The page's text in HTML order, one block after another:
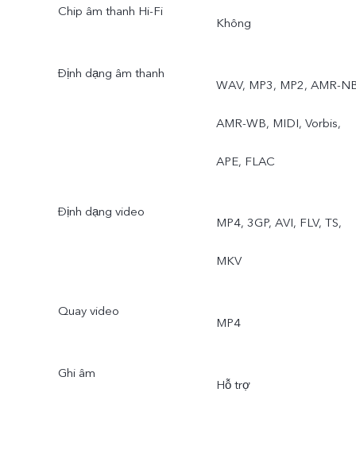
Nét Tự Động Theo Mắt,
Lấy Nét Theo Cơ Thể/Vật
Thể, Chế Độ Siêu Chụp
Chống Rung, Video Chân
Siêu Cận, Chụp Chân
Chip âm thanh Hi-Fi
Không
Định dạng âm thanh
WAV, MP3, MP2, AMR-
AMR-WB, MIDI, Vorbis,
APE, FLAC
Định dạng video
MP4, 3GP, AVI, FLV, TS,
MKV
Quay video
MP4
Ghi âm
Hỗ trợ